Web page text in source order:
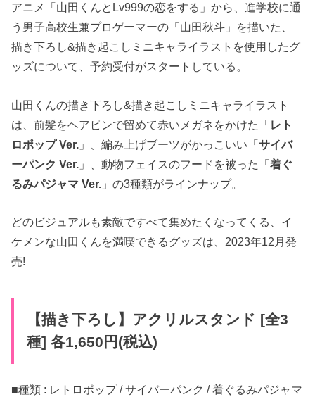
アニメ「山田くんとLv999の恋をする」から、進学校に通
う男子高校生兼プロゲーマーの「山田秋斗」を描いた、
描き下ろし&描き起こしミニキャライラストを使用したグ
ッズについて、予約受付がスタートしている。
山田くんの描き下ろし&描き起こしミニキャライラスト
は、前髪をヘアピンで留めて赤いメガネをかけた「レト
ロポップ Ver. 」、編み上げブーツがかっこいい「サイバ
ーパンク Ver. 」、動物フェイスのフードを被った「着ぐ
るみパジャマ Ver. 」の3種類がラインナップ。
どのビジュアルも素敵ですべて集めたくなってくる、イ
ケメンな山田くんを満喫できるグッズは、2023年12月発
売!
【描き下ろし】アクリルスタンド [全3
種] 各1,650円(税込)
■種類 : レトロポップ / サイバーパンク / 着ぐるみパジャマ